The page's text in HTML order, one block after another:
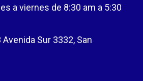
a viernes de 8:30 am a 5:30
Sur 3332, San